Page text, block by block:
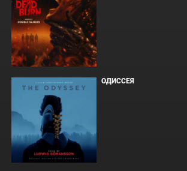
ОДИССЕЯ